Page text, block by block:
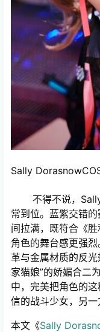
Sally
不得不说，
常到位。蓝紫交错
间拉满，既符合《
角色的舞台感更强
革与金属材质的反光
家猫娘”的娇媚合二
中，完美把角色的
信的战斗少女，另一
本文《Sally